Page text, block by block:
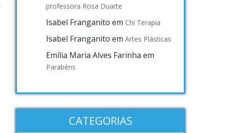
professora Rosa Duarte
Isabel Franganito em Chi Terapia
Isabel Franganito em Artes Plásticas
Emília Maria Alves Farinha em
Parabéns
CATEGORIAS